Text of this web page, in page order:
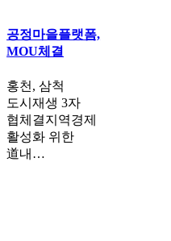
공정마을플랫폼,
MOU체결
홍천, 삼척
도시재생 3자
협체결지역경제
활성화 위한
道내…